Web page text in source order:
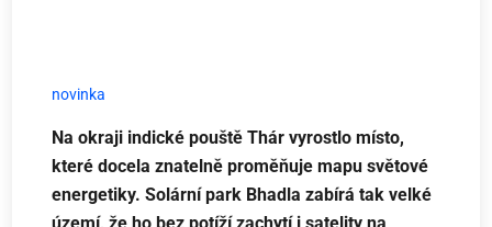
novinka
Na okraji indické pouště Thár vyrostlo místo,
které docela znatelně proměňuje mapu světové
energetiky. Solární park Bhadla zabírá tak velké